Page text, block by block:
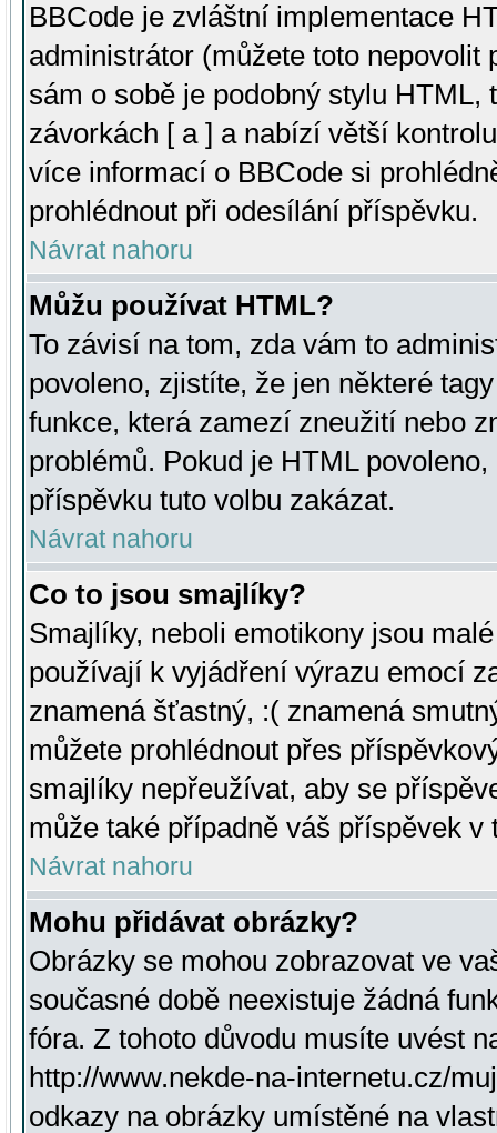
BBCode je zvláštní implementace
administrátor (můžete toto
sám o sobě je podobný stylu HTML,
závorkách [ a ] a nabízí větší
více informací o BBCode si
prohlédnout při odesílání příspěvku.
Návrat nahoru
Můžu používat HTML?
To závisí na tom, zda vám to
povoleno, zjistíte, že jen některé
funkce, která zamezí zneužití nebo
problémů. Pokud je HTML
příspěvku tuto volbu zakázat.
Návrat nahoru
Co to jsou smajlíky?
Smajlíky, neboli emotikony jsou
používají k vyjádření výrazu emocí
znamená šťastný, :( znamená
můžete prohlédnout přes
smajlíky nepřeužívat, aby se
může také případně váš příspěvek v
Návrat nahoru
Mohu přidávat obrázky?
Obrázky se mohou zobrazovat ve
současné době neexistuje žádná
fóra. Z tohoto důvodu musíte uvést
http://www.nekde-na-internetu.cz/
odkazy na obrázky umístěné na